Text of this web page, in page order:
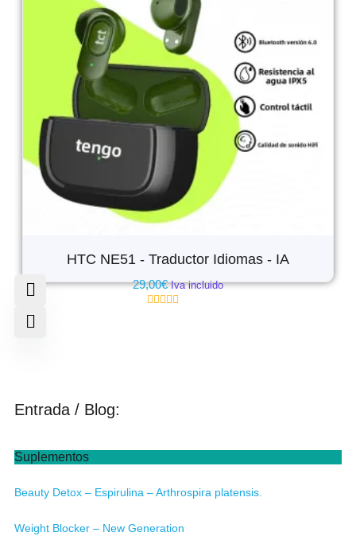
HTC NE51 - Traductor Idiomas - IA
29,00€ Iva incluido
Entrada / Blog:
Suplementos
Beauty Detox – Espirulina – Arthrospira platensis.
Weight Blocker – New Generation